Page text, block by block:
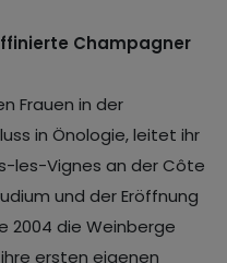
Champagner
Frauen in der
in Önologie, leitet ihr
les-Vignes an der Côte
und der Eröffnung
2004 die Weinberge
ersten eigenen